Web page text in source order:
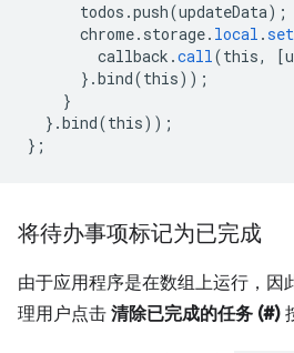
todos .push(updateData);
chrome. storage. local .set
callback .call(this, [
} .bind(this));
}
} .bind(this));
} ;
将待办事项标记为已完成
由于应用程序是在数组上运行，因
理用户点击 清除已完成的任务 (#)